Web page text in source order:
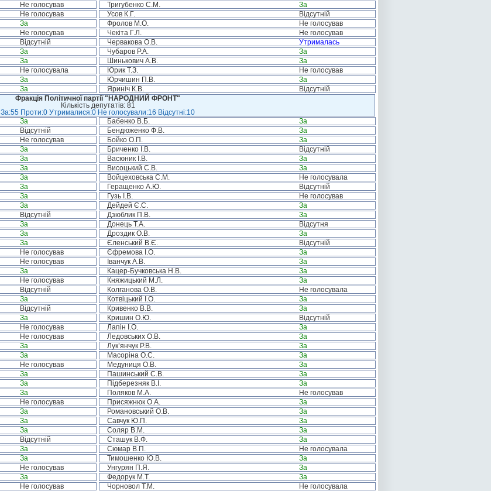
Не голосував Тригубенко С.М.
За
Не голосував Усов К.Г.
Відсутній
За Фролов М.О.
Не голосував
Не голосував Чекіта Г.Л.
Не голосував
Відсутній Червакова О.В.
Утрималась
За Чубаров Р.А.
За
За Шинькович А.В.
За
Не голосувала Юрик Т.З.
Не голосував
За Юрчишин П.В.
За
За Яриніч К.В.
Відсутній
Фракція Політичної партії "НАРОДНИЙ ФРОНТ"
Кількість депутатів: 81
За:55 Проти:0 Утрималися:0 Не голосували:16 Відсутні:10
За Бабенко В.Б.
За
Відсутній Бендюженко Ф.В.
За
Не голосував Бойко О.П.
За
За Бриченко І.В.
Відсутній
За Васюник І.В.
За
За Висоцький С.В.
За
За Войцеховська С.М.
Не голосувала
За Геращенко А.Ю.
Відсутній
За Гузь І.В.
Не голосував
За Дейдей Є.С.
За
Відсутній Дзюблик П.В.
За
За Донець Т.А.
Відсутня
За Дроздик О.В.
За
За Єленський В.Є.
Відсутній
Не голосував Єфремова І.О.
За
Не голосував Іванчук А.В.
За
За Кацер-Бучковська Н.В.
За
Не голосував Княжицький М.Л.
За
Відсутній Колганова О.В.
Не голосувала
За Котвіцький І.О.
За
Відсутній Кривенко В.В.
За
За Кришин О.Ю.
Відсутній
Не голосував Лапін І.О.
За
Не голосував Ледовських О.В.
За
За Лук’янчук Р.В.
За
За Масоріна О.С.
За
Не голосував Медуниця О.В.
За
За Пашинський С.В.
За
За Підберезняк В.І.
За
За Поляков М.А.
Не голосував
Не голосував Присяжнюк О.А.
За
За Романовський О.В.
За
За Савчук Ю.П.
За
За Соляр В.М.
За
Відсутній Сташук В.Ф.
За
За Сюмар В.П.
Не голосувала
За Тимошенко Ю.В.
За
Не голосував Унгурян П.Я.
За
За Федорук М.Т.
За
Не голосував Чорновол Т.М.
Не голосувала